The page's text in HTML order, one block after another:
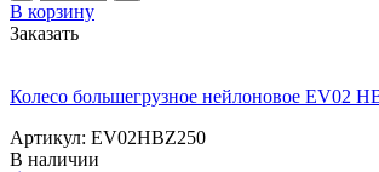
В корзину
Заказать
Колесо большегрузное нейлоновое EV02
Артикул: EV02HBZ250
В наличии